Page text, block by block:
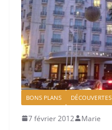
BONS PLANS DÉCOUVERTES
7 février 2012 Marie